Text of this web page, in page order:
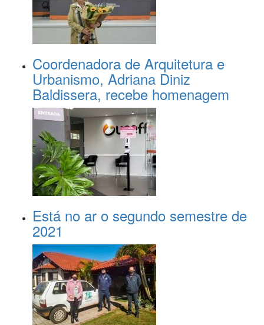
Coordenadora de Arquitetura e
Urbanismo, Adriana Diniz
Baldissera, recebe homenagem
Está no ar o segundo semestre de
2021